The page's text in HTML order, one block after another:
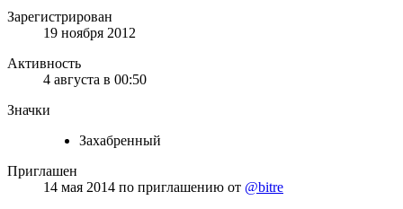
Зарегистрирован
19 ноября 2012
Активность
4 августа в 00:50
Значки
Захабренный
Приглашен
14 мая 2014 по приглашению от @bitre